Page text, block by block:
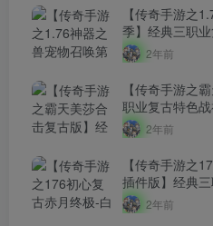
【传奇手游之
季】经典三职
游-2024年8月7
频架设教程-新
台-GM直冲网
本！
2年前
【传奇手游之
职业复古特色
日最新打包Win
版GM多功能网
后台-安卓苹果
2年前
【传奇手游之
插件版】经典
手游-2024年8
视频架设教程-
2年前